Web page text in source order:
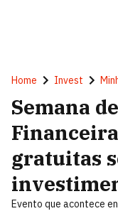
Home Invest
Semana
gratuitas
Evento que acontece